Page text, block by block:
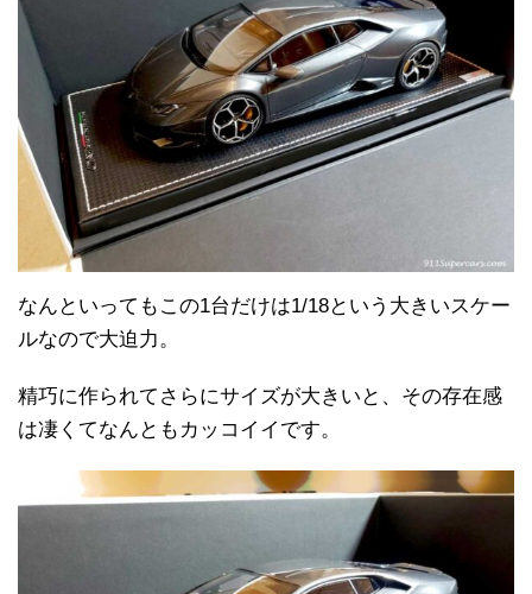
なんといってもこの1台だけは1/18という大きいスケー
ルなので大迫力。
精巧に作られてさらにサイズが大きいと、その存在感
は凄くてなんともカッコイイです。